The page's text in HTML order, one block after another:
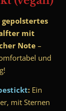
gepolstertes
mit
Note –
und
:Ein
mit Sternen